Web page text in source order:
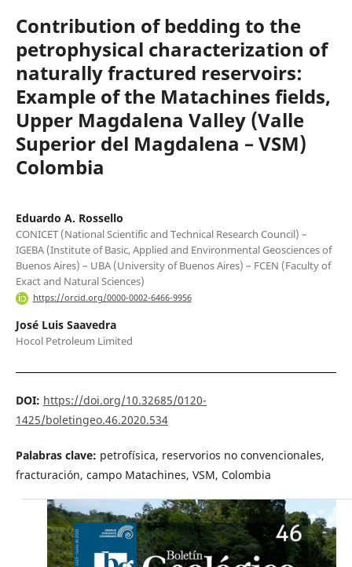
Contribution of bedding to the
petrophysical characterization of
naturally fractured reservoirs:
Example of the Matachines fields,
Upper Magdalena Valley (Valle
Superior del Magdalena – VSM)
Colombia
Eduardo A. Rossello
CONICET (National Scientific and Technical Research Council) –
IGEBA (Institute of Basic, Applied and Environmental Geosciences of
Buenos Aires) – UBA (University of Buenos Aires) – FCEN (Faculty of
Exact and Natural Sciences)
https://orcid.org/0000-0002-6466-9956
José Luis Saavedra
Hocol Petroleum Limited
DOI: https://doi.org/10.32685/0120-
1425/boletingeo.46.2020.534
Palabras clave: petrofísica, reservorios no convencionales,
fracturación, campo Matachines, VSM, Colombia